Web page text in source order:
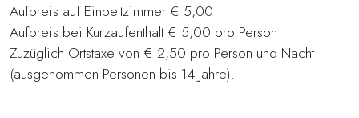
Aufpreis auf Einbettzimmer € 5,00
Aufpreis bei Kurzaufenthalt € 5,00 pro Person
Zuzüglich Ortstaxe von € 2,50 pro Person und Nacht
(ausgenommen Personen bis 14 Jahre).